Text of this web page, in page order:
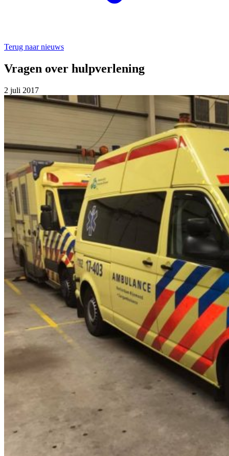
Terug naar nieuws
Vragen over hulpverlening
2 juli 2017